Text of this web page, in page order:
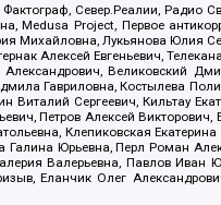
Север.Реалии, Радио
Medusa Project, Первое
Лукьянова Юлия
Алексей Евгеньевич,
Великовский
Гавриловна, Костылева
Сергеевич, Кильтау
Петров Алексей
Клепиковская
Галина Юрьевна, Перл Роман
Валерьевна, Павлов Иван
Еланчик Олег